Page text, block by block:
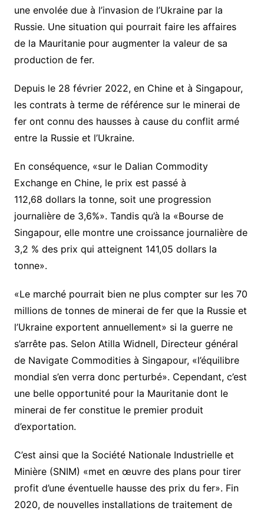
une envolée due à l’invasion de l’Ukraine par la
Russie. Une situation qui pourrait faire les affaires
de la Mauritanie pour augmenter la valeur de sa
production de fer.
Depuis le 28 février 2022, en Chine et à Singapour,
les contrats à terme de référence sur le minerai de
fer ont connu des hausses à cause du conflit armé
entre la Russie et l’Ukraine.
En conséquence, «sur le Dalian Commodity
Exchange en Chine, le prix est passé à
112,68 dollars la tonne, soit une progression
journalière de 3,6%». Tandis qu’à la «Bourse de
Singapour, elle montre une croissance journalière de
3,2 % des prix qui atteignent 141,05 dollars la
tonne».
«Le marché pourrait bien ne plus compter sur les 70
millions de tonnes de minerai de fer que la Russie et
l’Ukraine exportent annuellement» si la guerre ne
s’arrête pas. Selon Atilla Widnell, Directeur général
de Navigate Commodities à Singapour, «l’équilibre
mondial s’en verra donc perturbé». Cependant, c’est
une belle opportunité pour la Mauritanie dont le
minerai de fer constitue le premier produit
d’exportation.
C’est ainsi que la Société Nationale Industrielle et
Minière (SNIM) «met en œuvre des plans pour tirer
profit d’une éventuelle hausse des prix du fer». Fin
2020, de nouvelles installations de traitement de